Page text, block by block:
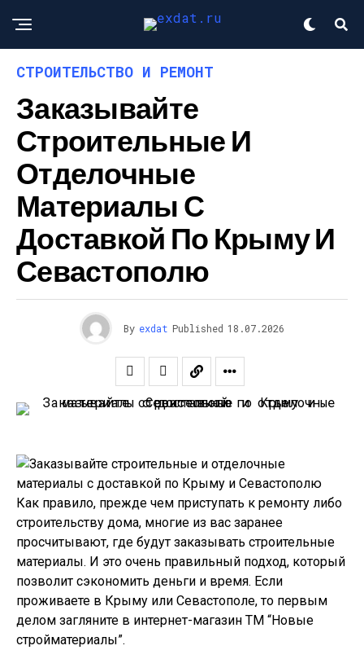
СТРОИТЕЛЬСТВО И РЕМОНТ
Заказывайте
Строительные И
Отделочные
Материалы С
Доставкой По Крыму И
Севастополю
By exdat Published 18.07.2026
Как правило, прежде чем приступать к ремонту либо
строительству дома, многие из вас заранее
просчитывают, где будут заказывать строительные
материалы. И это очень правильный подход, который
позволит сэкономить деньги и время. Если
проживаете в Крыму или Севастополе, то первым
делом загляните в интернет-магазин ТМ “Новые
стройматериалы”.